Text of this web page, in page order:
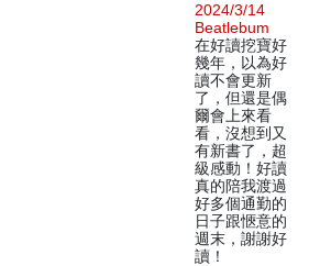
2024/3/14
Beatlebum
在好讀挖寶好
幾年，以為好
讀不會更新
了，但還是偶
爾會上來看
看，沒想到又
有新書了，超
級感動！好讀
真的陪我渡過
好多個通勤的
日子跟愜意的
週末，謝謝好
讀！